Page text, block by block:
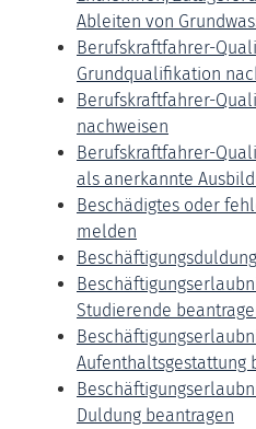
Ableiten von
Berufskraftfahrer-
Grundqualifikation
Berufskraftfahrer-
nachweisen
Berufskraftfahrer-
als anerkannte
Beschädigtes oder
melden
Studierende
Aufenthaltsgestattung
Duldung beantragen